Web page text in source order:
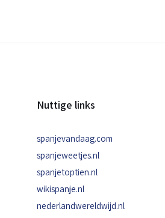
Nuttige links
spanjevandaag.com
spanjeweetjes.nl
spanjetoptien.nl
wikispanje.nl
nederlandwereldwijd.nl